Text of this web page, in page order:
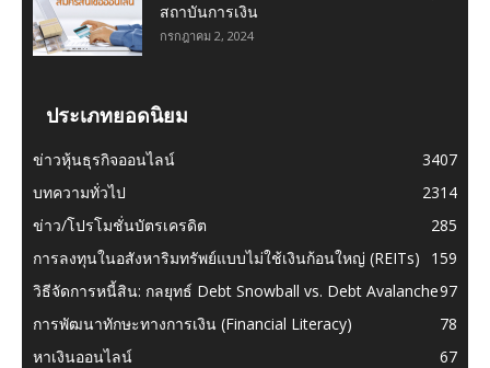
สถาบันการเงิน
กรกฎาคม 2, 2024
ประเภทยอดนิยม
ข่าวหุ้นธุรกิจออนไลน์
3407
บทความทั่วไป
2314
ข่าว/โปรโมชั่นบัตรเครดิต
285
การลงทุนในอสังหาริมทรัพย์แบบไม่ใช้เงินก้อนใหญ่ (REITs)
159
วิธีจัดการหนี้สิน: กลยุทธ์ Debt Snowball vs. Debt Avalanche97
การพัฒนาทักษะทางการเงิน (Financial Literacy)
78
หาเงินออนไลน์
67